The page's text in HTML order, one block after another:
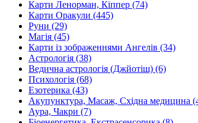
Карти Ленорман, Кіппер (74)
Карти Оракули (445)
Руни (29)
Магія (45)
Карти із зображеннями Ангелів (34)
Астрологія (38)
Ведична астрологія (Джйотіш) (6)
Психологія (68)
Езотерика (43)
Акупунктура, Масаж, Східна медицина
Аура, Чакри (7)